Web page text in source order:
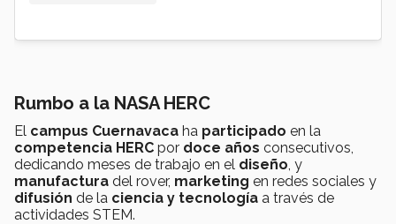
Rumbo a la NASA HERC
El campus Cuernavaca ha participado en la
competencia HERC por doce años consecutivos,
dedicando meses de trabajo en el diseño, y
manufactura del rover, marketing en redes sociales y
difusión de la ciencia y tecnología a través de
actividades STEM.